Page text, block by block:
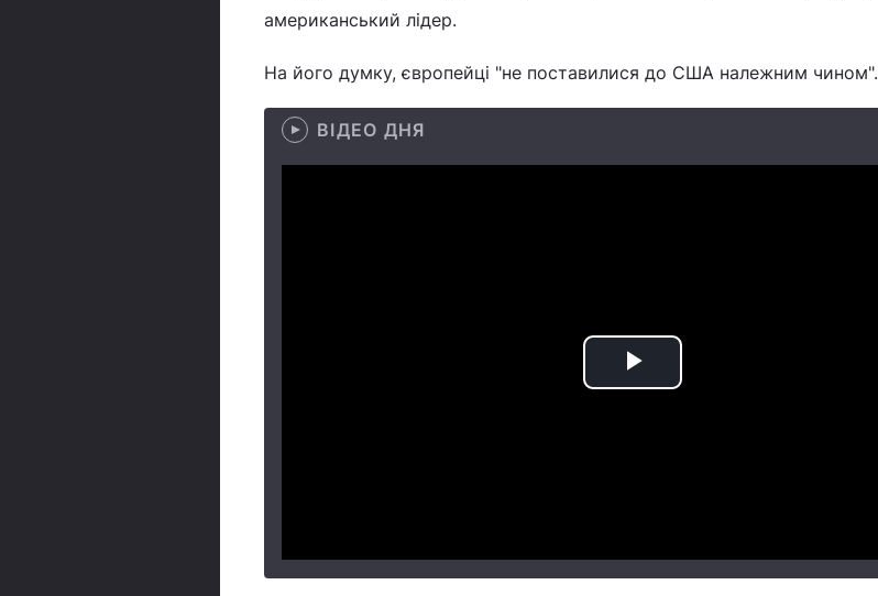
американський лідер.
На його думку, європейці "не поставилися до США належним чином".
ВІДЕО ДНЯ
Play